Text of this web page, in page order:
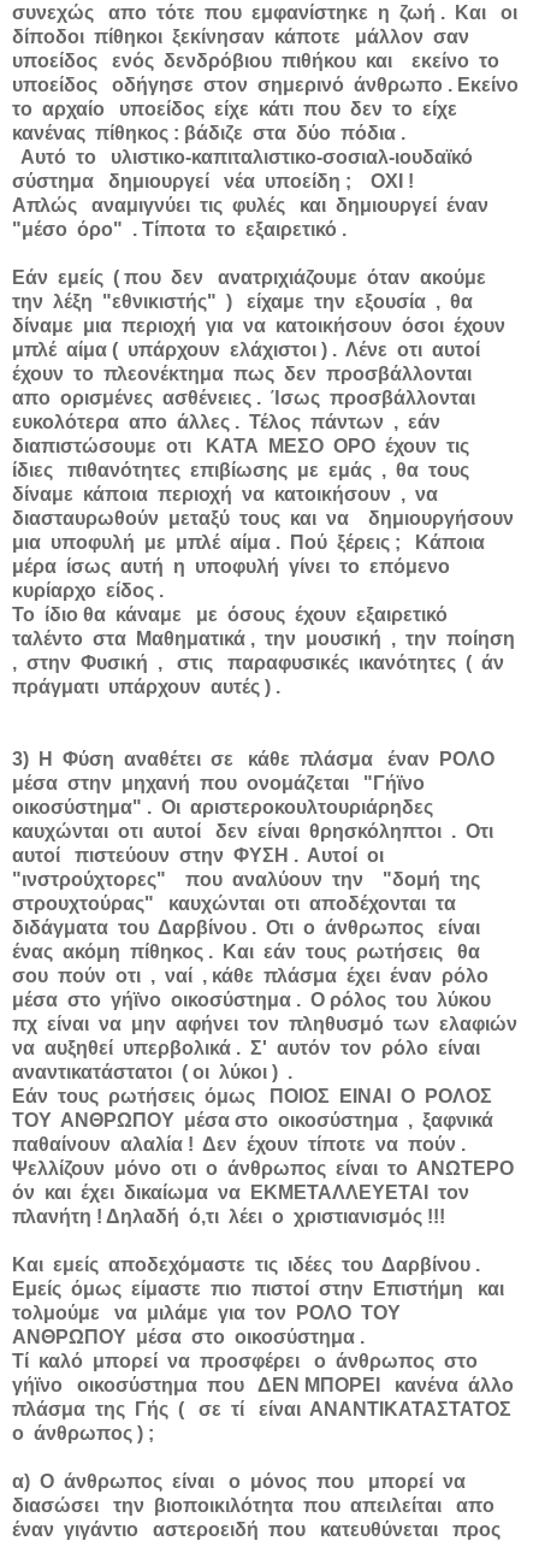
συνεχώς απο τότε που εμφανίστηκε η ζωή . Και οι
δίποδοι πίθηκοι ξεκίνησαν κάποτε μάλλον σαν
υποείδος ενός δενδρόβιου πιθήκου και εκείνο το
υποείδος οδήγησε στον σημερινό άνθρωπο . Εκείνο
το αρχαίο υποείδος είχε κάτι που δεν το είχε
κανένας πίθηκος : βάδιζε στα δύο πόδια .
Αυτό το υλιστικο-καπιταλιστικο-σοσιαλ-ιουδαϊκό
σύστημα δημιουργεί νέα υποείδη ; ΟΧΙ !
Απλώς αναμιγνύει τις φυλές και δημιουργεί έναν
"μέσο όρο" . Τίποτα το εξαιρετικό .
Εάν εμείς ( που δεν ανατριχιάζουμε όταν ακούμε
την λέξη "εθνικιστής" ) είχαμε την εξουσία , θα
δίναμε μια περιοχή για να κατοικήσουν όσοι έχουν
μπλέ αίμα ( υπάρχουν ελάχιστοι ) . Λένε οτι αυτοί
έχουν το πλεονέκτημα πως δεν προσβάλλονται
απο ορισμένες ασθένειες . Ίσως προσβάλλονται
ευκολότερα απο άλλες . Τέλος πάντων , εάν
διαπιστώσουμε οτι ΚΑΤΑ ΜΕΣΟ ΟΡΟ έχουν τις
ίδιες πιθανότητες επιβίωσης με εμάς , θα τους
δίναμε κάποια περιοχή να κατοικήσουν , να
διασταυρωθούν μεταξύ τους και να δημιουργήσουν
μια υποφυλή με μπλέ αίμα . Πού ξέρεις ; Κάποια
μέρα ίσως αυτή η υποφυλή γίνει το επόμενο
κυρίαρχο είδος .
Το ίδιο θα κάναμε με όσους έχουν εξαιρετικό
ταλέντο στα Μαθηματικά , την μουσική , την ποίηση
, στην Φυσική , στις παραφυσικές ικανότητες ( άν
πράγματι υπάρχουν αυτές ) .
3) Η Φύση αναθέτει σε κάθε πλάσμα έναν ΡΟΛΟ
μέσα στην μηχανή που ονομάζεται "Γήϊνο
οικοσύστημα" . Οι αριστεροκουλτουριάρηδες
καυχώνται οτι αυτοί δεν είναι θρησκόληπτοι . Οτι
αυτοί πιστεύουν στην ΦΥΣΗ . Αυτοί οι
"ινστρούχτορες" που αναλύουν την "δομή της
στρουχτούρας" καυχώνται οτι αποδέχονται τα
διδάγματα του Δαρβίνου . Οτι ο άνθρωπος είναι
ένας ακόμη πίθηκος . Και εάν τους ρωτήσεις θα
σου πούν οτι , ναί , κάθε πλάσμα έχει έναν ρόλο
μέσα στο γήϊνο οικοσύστημα . Ο ρόλος του λύκου
πχ είναι να μην αφήνει τον πληθυσμό των ελαφιών
να αυξηθεί υπερβολικά . Σ' αυτόν τον ρόλο είναι
αναντικατάστατοι ( οι λύκοι ) .
Εάν τους ρωτήσεις όμως ΠΟΙΟΣ ΕΙΝΑΙ Ο ΡΟΛΟΣ
ΤΟΥ ΑΝΘΡΩΠΟΥ μέσα στο οικοσύστημα , ξαφνικά
παθαίνουν αλαλία ! Δεν έχουν τίποτε να πούν .
Ψελλίζουν μόνο οτι ο άνθρωπος είναι το ΑΝΩΤΕΡΟ
όν και έχει δικαίωμα να ΕΚΜΕΤΑΛΛΕΥΕΤΑΙ τον
πλανήτη ! Δηλαδή ό,τι λέει ο χριστιανισμός !!!
Και εμείς αποδεχόμαστε τις ιδέες του Δαρβίνου .
Εμείς όμως είμαστε πιο πιστοί στην Επιστήμη και
τολμούμε να μιλάμε για τον ΡΟΛΟ ΤΟΥ
ΑΝΘΡΩΠΟΥ μέσα στο οικοσύστημα .
Τί καλό μπορεί να προσφέρει ο άνθρωπος στο
γήϊνο οικοσύστημα που ΔΕΝ ΜΠΟΡΕΙ κανένα άλλο
πλάσμα της Γής ( σε τί είναι ΑΝΑΝΤΙΚΑΤΑΣΤΑΤΟΣ
ο άνθρωπος ) ;
α) Ο άνθρωπος είναι ο μόνος που μπορεί να
διασώσει την βιοποικιλότητα που απειλείται απο
έναν γιγάντιο αστεροειδή που κατευθύνεται προς